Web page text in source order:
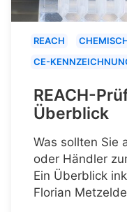
REACH
CE-
REACH-
Überblick
Was sollten Sie
oder Händler
Ein Überblick
Florian